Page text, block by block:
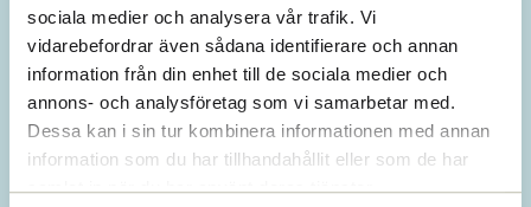
sociala medier och analysera vår trafik. Vi
vidarebefordrar även sådana identifierare och annan
information från din enhet till de sociala medier och
annons- och analysföretag som vi samarbetar med.
Dessa kan i sin tur kombinera informationen med annan
information som du har tillhandahållit eller som de har
samlat in när du har använt deras tjänster.
Missa inget från SNS.
Prenumerera på vårt nyhetsbrev
Ta del av våra senaste nyheter. Få nya
insikter och håll dig uppdaterad om viktiga
samhällsfrågor.